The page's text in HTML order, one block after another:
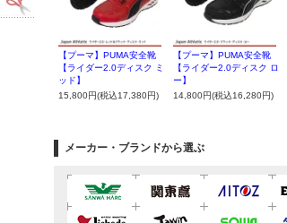
【プーマ】PUMA安全靴
【ライダー2.0ディスク ミ
ッド】
15,800円(税込17,380円)
【プーマ】PUMA安全靴
【ライダー2.0ディスク ロ
ー】
14,800円(税込16,280円)
メーカー・ブランドから選ぶ